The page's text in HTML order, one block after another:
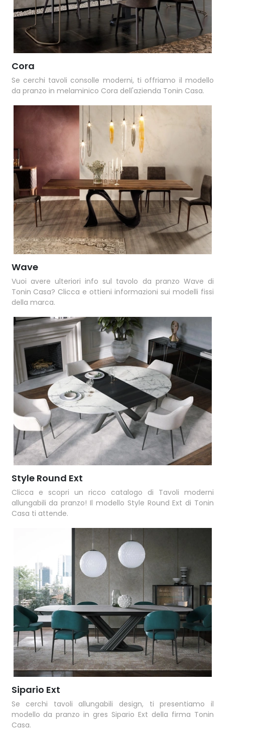
Cora
Se cerchi tavoli consolle moderni, ti offriamo il modello
da pranzo in melaminico Cora dell'azienda Tonin Casa.
Wave
Vuoi avere ulteriori info sul tavolo da pranzo Wave di
Tonin Casa? Clicca e ottieni informazioni sui modelli fissi
della marca.
Style Round Ext
Clicca e scopri un ricco catalogo di Tavoli moderni
allungabili da pranzo! Il modello Style Round Ext di Tonin
Casa ti attende.
Sipario Ext
Se cerchi tavoli allungabili design, ti presentiamo il
modello da pranzo in gres Sipario Ext della firma Tonin
Casa.